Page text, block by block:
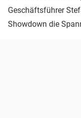
Geschäftsführer
Showdown die